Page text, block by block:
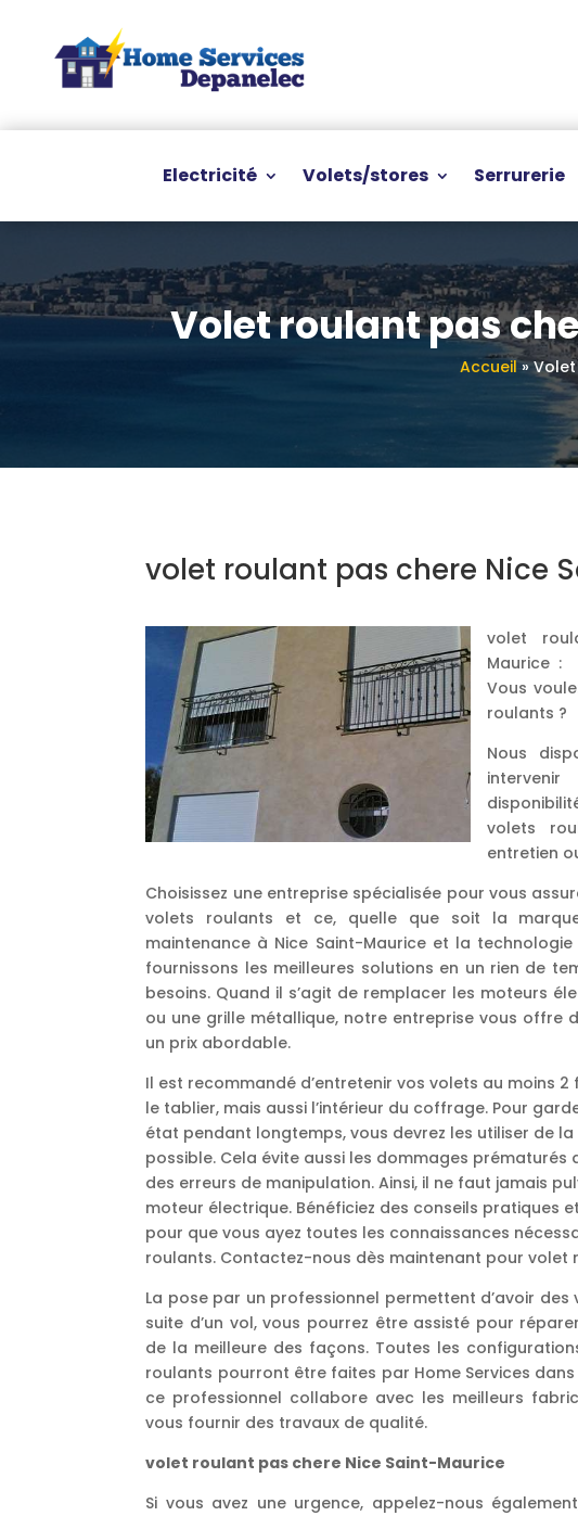
Electricité Volets/stores Serrurerie
Volet roulant pas
Accueil »Volet
volet roulant pas chere Nice
volet
Maurice :
Vous
roulants ?
Nous
volets
entretien
Choisissez une entreprise spécialisée pour vous
volets roulants et ce, quelle que soit la
maintenance à Nice Saint-Maurice et la
fournissons les meilleures solutions en un rien de
besoins. Quand il s’agit de remplacer les moteurs
ou une grille métallique, notre entreprise vous offre
un prix abordable.
Il est recommandé d’entretenir vos volets au moins
le tablier, mais aussi l’intérieur du coffrage. Pour
état pendant longtemps, vous devrez les utiliser de
possible. Cela évite aussi les dommages prématurés
des erreurs de manipulation. Ainsi, il ne faut jamais
moteur électrique. Bénéficiez des conseils pratiques
pour que vous ayez toutes les connaissances
roulants. Contactez-nous dès maintenant pour volet
La pose par un professionnel permettent d’avoir
suite d’un vol, vous pourrez être assisté pour
de la meilleure des façons. Toutes les
roulants pourront être faites par Home Services dans
ce professionnel collabore avec les meilleurs
vous fournir des travaux de qualité.
volet roulant pas chere Nice Saint-Maurice
Si vous avez une urgence, appelez-nous